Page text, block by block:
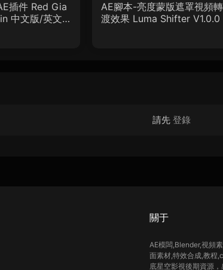
插件 Red Gia
中文版/英文
AE腳本-亮度蒙版遮罩視頻
渡效果 Luma Shifter V1.0.0
請先 登錄
關于
AE模闆,Blender,視頻
面素材,特效合成,教程
底星空影視後期資源，